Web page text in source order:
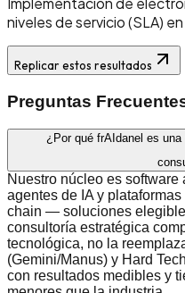
niveles de servicio (SLA)
Replicar estos resultados
Preguntas
¿Por qué frAIdanel es
Nuestro núcleo es
agentes de IA y
chain — soluciones
consultoría estratégica
tecnológica, no la
(Gemini/Manus) y Hard
con resultados medibles y